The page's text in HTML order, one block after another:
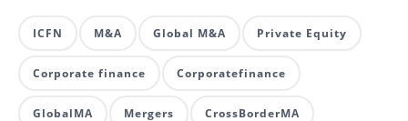
ICFN M&A Global M&A Private Equity
Corporate finance Corporatefinance
GlobalMA Mergers CrossBorderMA